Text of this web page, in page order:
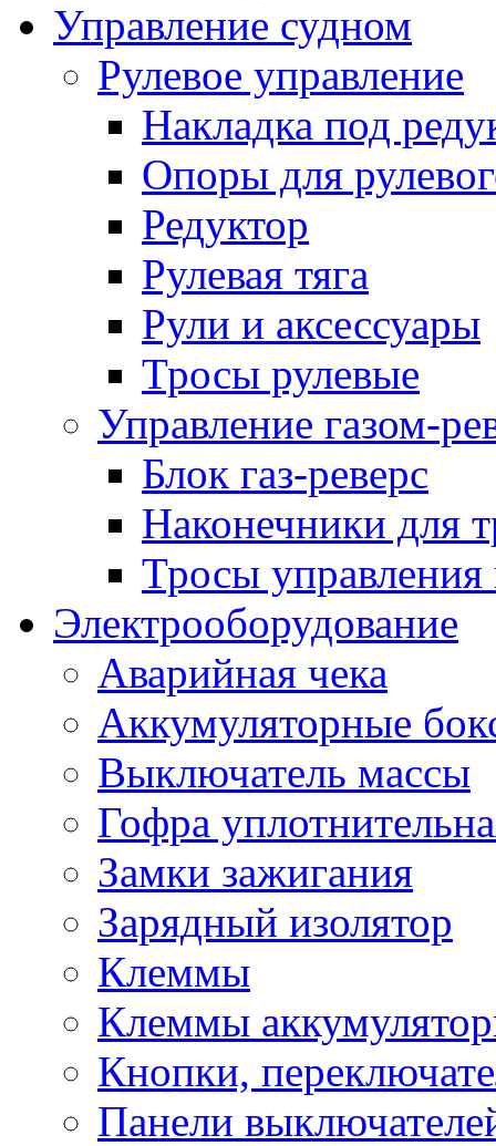
Управление судном
Рулевое управление
Накладка под
Опоры для
Редуктор
Рулевая тяга
Рули и аксессуары
Тросы рулевые
Управление газом-
Блок газ-реверс
Наконечники для
Тросы управления
Электрооборудование
Аварийная чека
Аккумуляторные
Выключатель массы
Гофра
Замки зажигания
Зарядный изолятор
Клеммы
Клеммы
Кнопки,
Панели